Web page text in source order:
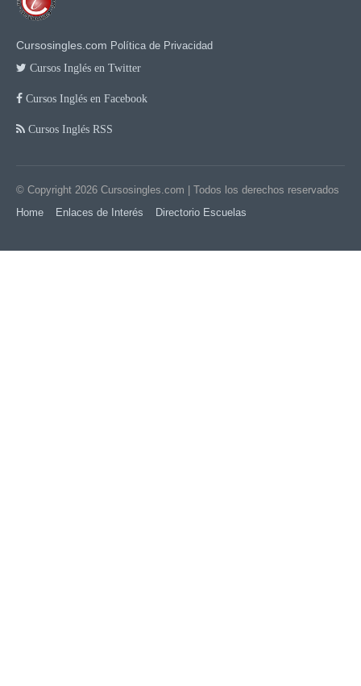
Cursosingles.com Política de Privacidad
Cursos Inglés en Twitter
Cursos Inglés en Facebook
Cursos Inglés RSS
© Copyright 2026 Cursosingles.com | Todos los derechos reservados
Home
Enlaces de Interés Directorio Escuelas